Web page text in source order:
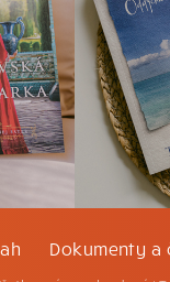
Dokumenty a